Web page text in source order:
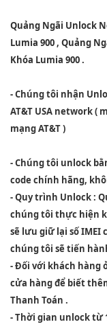
Quảng Ngãi Unlock
Lumia 900, Quảng
Khóa Lumia 900.
- Chúng tôi nhận
AT&T USA network (
mạng AT&T )
- Chúng tôi unlock
code chính hãng,
- Quy trình Unlock :
chúng tôi thực hiện
sẽ lưu giữ lại số IMEI
chúng tôi sẽ tiến
- Đối với khách hàng
cửa hàng để biết
Thanh Toán .
- Thời gian unlock từ